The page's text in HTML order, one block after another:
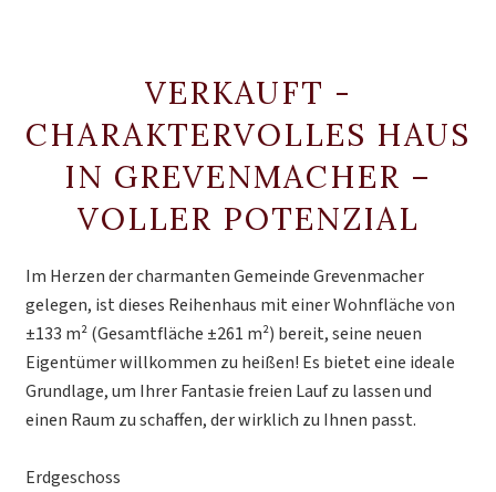
VERKAUFT -
CHARAKTERVOLLES HAUS
IN GREVENMACHER –
VOLLER POTENZIAL
Im Herzen der charmanten Gemeinde Grevenmacher
gelegen, ist dieses Reihenhaus mit einer Wohnfläche von
±133 m² (Gesamtfläche ±261 m²) bereit, seine neuen
Eigentümer willkommen zu heißen! Es bietet eine ideale
Grundlage, um Ihrer Fantasie freien Lauf zu lassen und
einen Raum zu schaffen, der wirklich zu Ihnen passt.
Erdgeschoss